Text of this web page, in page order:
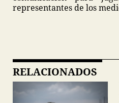
representantes de los
RELACIONADOS